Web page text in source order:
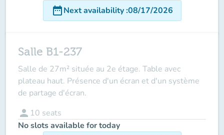
date_rangeNext availability:08/17/2026
Salle B1-237
Salle de 27m² située au 2e étage. Table avec
plateau haut. Présence d'un écran et d'un système
de partage d'écran.
person 10 seats
No slots available for today